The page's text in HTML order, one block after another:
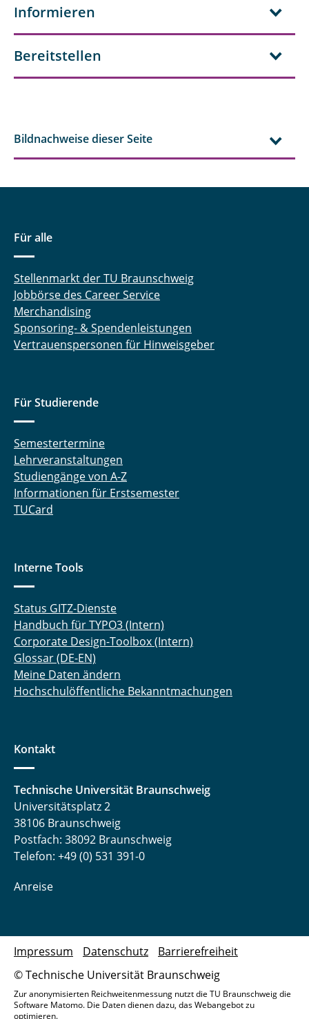
Informieren
Bereitstellen
Bildnachweise dieser Seite
Für alle
Stellenmarkt der TU Braunschweig
Jobbörse des Career Service
Merchandising
Sponsoring- & Spendenleistungen
Vertrauenspersonen für Hinweisgeber
Für Studierende
Semestertermine
Lehrveranstaltungen
Studiengänge von A-Z
Informationen für Erstsemester
TUCard
Interne Tools
Status GITZ-Dienste
Handbuch für TYPO3 (Intern)
Corporate Design-Toolbox (Intern)
Glossar (DE-EN)
Meine Daten ändern
Hochschulöffentliche Bekanntmachungen
Kontakt
Technische Universität Braunschweig
Universitätsplatz 2
38106 Braunschweig
Postfach: 38092 Braunschweig
Telefon: +49 (0) 531 391-0
Anreise
© Technische Universität Braunschweig
Impressum Datenschutz Barrierefreiheit
Zur anonymisierten Reichweitenmessung nutzt die TU Braunschweig die
Software Matomo. Die Daten dienen dazu, das Webangebot zu
optimieren.